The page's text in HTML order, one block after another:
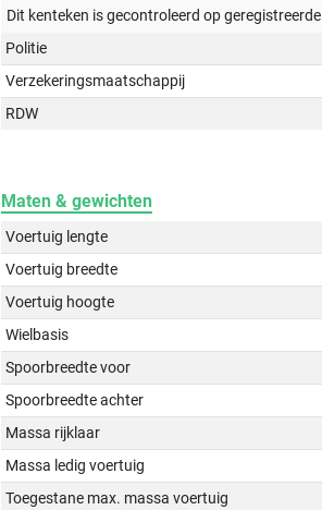
Dit kenteken is gecontroleerd opgeregistreerde
Politie
Verzekeringsmaatschappij
RDW
Maten & gewichten
Voertuig lengte
Voertuig breedte
Voertuig hoogte
Wielbasis
Spoorbreedte voor
Spoorbreedte achter
Massa rijklaar
Massa ledig voertuig
Toegestane max. massa voertuig